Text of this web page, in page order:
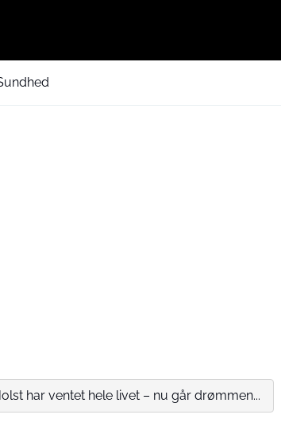
har ventet hele livet – nu går drømmen...